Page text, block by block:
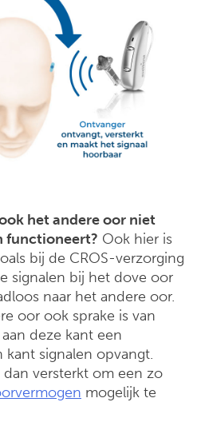
het andere oor niet
functioneert? Ook hier is
bij de CROS-verzorging
signalen bij het dove oor
naar het andere oor.
oor ook sprake is van
deze kant een
kant signalen opvangt.
versterkt om een zo
mogelijk te